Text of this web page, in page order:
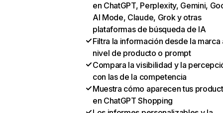
en ChatGPT, Perplexity, Gemini,
AI Mode, Claude, Grok y otras
plataformas de búsqueda de IA
Filtra la información desde la marca
nivel de producto o prompt
Compara la visibilidad y la
con las de la competencia
Muestra cómo aparecen tus
en ChatGPT Shopping